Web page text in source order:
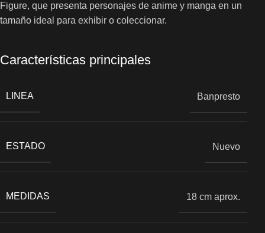
Figure, que presenta personajes de anime y manga en un
tamaño ideal para exhibir o coleccionar.
Características principales
LINEA Banpresto
ESTADO Nuevo
MEDIDAS 18 cm aprox.